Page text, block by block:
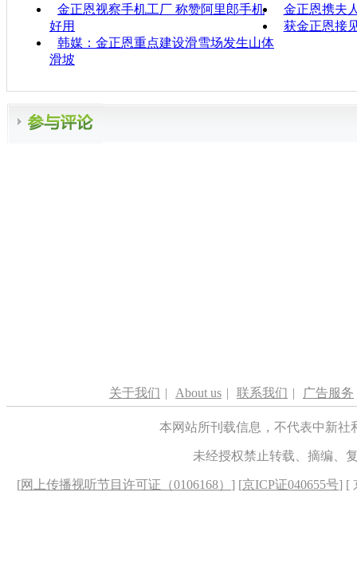
金正恩视察手机工厂 称赞阿里郎手机
好用
金正恩携夫
获金正恩接
韩媒：金正恩重点建设滑雪场发生山体
滑坡
关于我们 | About us | 联系我们 | 广告服务
本网站所刊载信息，不代表中新
未经授权禁止转载、摘编、
[网上传播视听节目许可证（0106168） ] [京ICP证040655号] [